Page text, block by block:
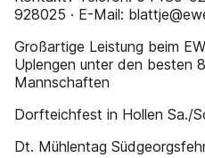
928025 · E-Mail:
Großartige Leistung beim
Uplengen unter den besten
Mannschaften
Dorfteichfest in Hollen Sa./
Dt. Mühlentag